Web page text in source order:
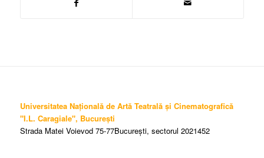
Universitatea Națională de Artă Teatrală și Cinematografică
"I.L. Caragiale", București
Strada Matei Voievod 75-77București, sectorul 2021452